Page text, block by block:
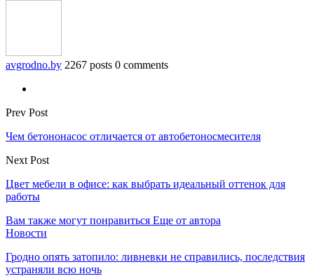
avgrodno.by 2267 posts 0 comments
Prev Post
Чем бетононасос отличается от автобетоносмесителя
Next Post
Цвет мебели в офисе: как выбрать идеальный оттенок для
работы
Вам также могут понравиться Еще от автора
Новости
Гродно опять затопило: ливневки не справились, последствия
устраняли всю ночь